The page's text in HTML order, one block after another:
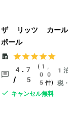
ザ リッツ カー
ポール
4.7
/ 5
(1,
00
5件)
キャンセル無料
1
税